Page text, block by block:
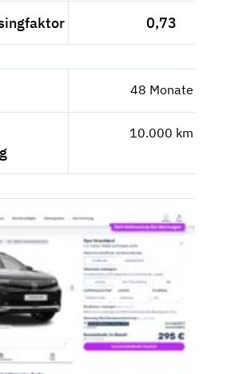
0,73
48 Monate
10.000 km